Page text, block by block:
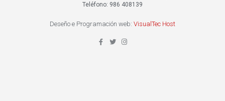
Teléfono: 986 408139
Deseño e Programación web: VisualTec Host